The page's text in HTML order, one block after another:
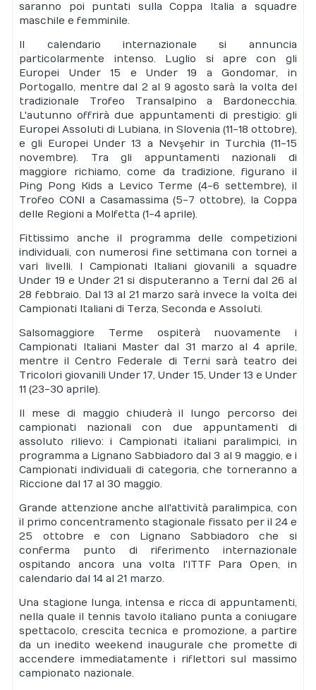
saranno poi puntati sulla Coppa Italia a squadre
maschile e femminile.
Il calendario internazionale si annuncia
particolarmente intenso. Luglio si apre con gli
Europei Under 15 e Under 19 a Gondomar, in
Portogallo, mentre dal 2 al 9 agosto sarà la volta del
tradizionale Trofeo Transalpino a Bardonecchia.
L'autunno offrirà due appuntamenti di prestigio: gli
Europei Assoluti di Lubiana, in Slovenia (11-18 ottobre),
e gli Europei Under 13 a Nevşehir in Turchia (11-15
novembre). Tra gli appuntamenti nazionali di
maggiore richiamo, come da tradizione, figurano il
Ping Pong Kids a Levico Terme (4-6 settembre), il
Trofeo CONI a Casamassima (5-7 ottobre), la Coppa
delle Regioni a Molfetta (1-4 aprile).
Fittissimo anche il programma delle competizioni
individuali, con numerosi fine settimana con tornei a
vari livelli. I Campionati Italiani giovanili a squadre
Under 19 e Under 21 si disputeranno a Terni dal 26 al
28 febbraio. Dal 13 al 21 marzo sarà invece la volta dei
Campionati Italiani di Terza, Seconda e Assoluti.
Salsomaggiore Terme ospiterà nuovamente i
Campionati Italiani Master dal 31 marzo al 4 aprile,
mentre il Centro Federale di Terni sarà teatro dei
Tricolori giovanili Under 17, Under 15, Under 13 e Under
11 (23-30 aprile).
Il mese di maggio chiuderà il lungo percorso dei
campionati nazionali con due appuntamenti di
assoluto rilievo: i Campionati italiani paralimpici, in
programma a Lignano Sabbiadoro dal 3 al 9 maggio, e i
Campionati individuali di categoria, che torneranno a
Riccione dal 17 al 30 maggio.
Grande attenzione anche all'attività paralimpica, con
il primo concentramento stagionale fissato per il 24 e
25 ottobre e con Lignano Sabbiadoro che si
conferma punto di riferimento internazionale
ospitando ancora una volta l'ITTF Para Open, in
calendario dal 14 al 21 marzo.
Una stagione lunga, intensa e ricca di appuntamenti,
nella quale il tennis tavolo italiano punta a coniugare
spettacolo, crescita tecnica e promozione, a partire
da un inedito weekend inaugurale che promette di
accendere immediatamente i riflettori sul massimo
campionato nazionale.